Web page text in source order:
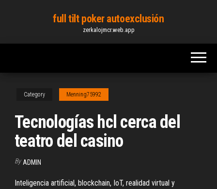
content
full tilt poker autoexclusión
zerkalojmcr.web.app
Category Menning75992
Tecnologías hcl cerca del
teatro del casino
By ADMIN
Inteligencia artificial, blockchain, IoT, realidad virtual y